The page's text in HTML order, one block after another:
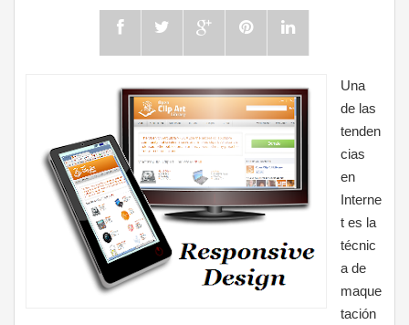
Una
de las
tenden
cias
en
Interne
t es la
técnic
a de
maque
tación